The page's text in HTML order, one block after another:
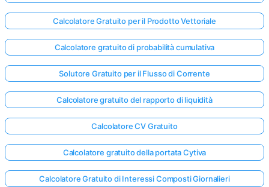
Calcolatore Gratuito per il Prodotto Vettoriale
Calcolatore gratuito di probabilità cumulativa
Solutore Gratuito per il Flusso di Corrente
Calcolatore gratuito del rapporto di liquidità
Calcolatore CV Gratuito
Calcolatore gratuito della portata Cytiva
Calcolatore Gratuito di Interessi Composti Giornalieri